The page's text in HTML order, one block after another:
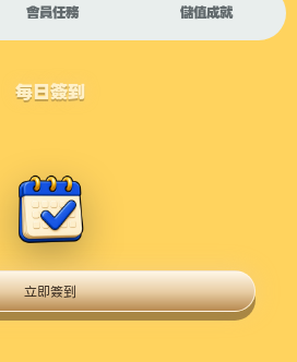
會員任務 儲值成就
每日簽到
立即簽到